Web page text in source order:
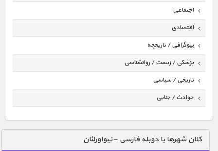
اجتماعی
اقتصادی
بیوگرافی / تاریخچه
پزشکی / زیست / روانشناسی
تاریخی / سیاسی
حوادث / جنایی
دنیای خوراکی ها
کلان شهرها با دوبله فارسی – نیواورلئان